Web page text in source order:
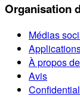
Organisation
Médias
À propos
Avis